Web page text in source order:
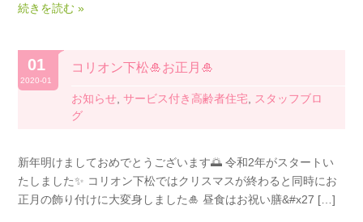
続きを読む »
01
2020-01
コリオン下松🎍お正月🎍
お知らせ ,サービス付き高齢者住宅
スタッフブロ
グ
新年明けましておめでとうございます🌅 令和2年がスタートい
たしました✨ コリオン下松ではクリスマスが終わると同時にお
正月の飾り付けに大変身しました🎍 昼食はお祝い膳&#x27 […]